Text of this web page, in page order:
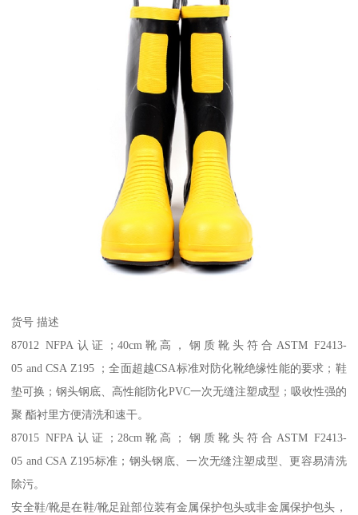
货号 描述
87012 NFPA认证；40cm靴高，钢质靴头符合ASTM F2413-
05 and CSA Z195 ；全面超越CSA标准对防化靴绝缘性能的要求；鞋
垫可换；钢头钢底、高性能防化PVC一次无缝注塑成型；吸收性强的
聚 酯衬里方便清洗和速干。
87015 NFPA认证；28cm靴高；钢质靴头符合ASTM F2413-
05 and CSA Z195标准；钢头钢底、一次无缝注塑成型、更容易清洗
除污。
安全鞋/靴是在鞋/靴足趾部位装有金属保护包头或非金属保护包头，